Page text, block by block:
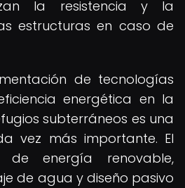
la resistencia y la
estructuras en caso de
de tecnologías
energética en la
subterráneos es una
vez más importante. El
energía renovable,
de agua y diseño pasivo